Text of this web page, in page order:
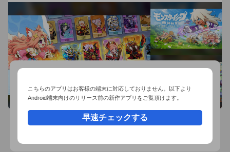
簡単フリック操作だから、気軽にどこでもプレイしよう！
--------------------
【価格】
アプリ本体：基本無料
【どこでもダンジョンの特徴】
簡単なフリックアクションで楽しいプレイ！
ダンジョンでジャンプしたりしゃがんだり！簡単操作で実は
おすすめ事前予約アプリ
こちらのアプリはお客様の端末に対応しておりません。以下より
Android端末向けのリリース前の新作アプリをご覧頂けます。
早速チェックする